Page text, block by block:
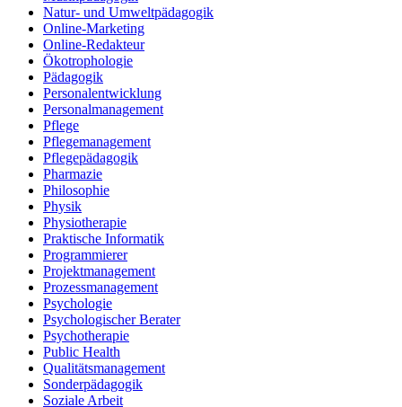
Natur- und Umweltpädagogik
Online-Marketing
Online-Redakteur
Ökotrophologie
Pädagogik
Personalentwicklung
Personalmanagement
Pflege
Pflegemanagement
Pflegepädagogik
Pharmazie
Philosophie
Physik
Physiotherapie
Praktische Informatik
Programmierer
Projektmanagement
Prozessmanagement
Psychologie
Psychologischer Berater
Psychotherapie
Public Health
Qualitätsmanagement
Sonderpädagogik
Soziale Arbeit